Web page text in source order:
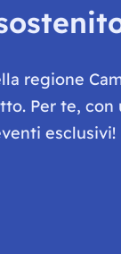
regione
Per te,
esclusivi!